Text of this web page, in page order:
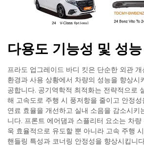
다용도 기능성 및 성
프라도 업그레이드 바디 킷은 단순한 외관
환경과 사용 상황에서 차량의 성능을 향상시
공합니다. 공기역학적 최적화는 전략적으로
해 고속도로 주행 시 풍저항을 줄이고 안정
연료 효율을 개선하고 실내 소음을 감소시키
니다. 프론트 에어댐과 스플리터 요소는 차
욱 효율적으로 유도할 뿐 아니라 고속 주행
핸들링 특성과 코너링 안정성을 향상시킵니